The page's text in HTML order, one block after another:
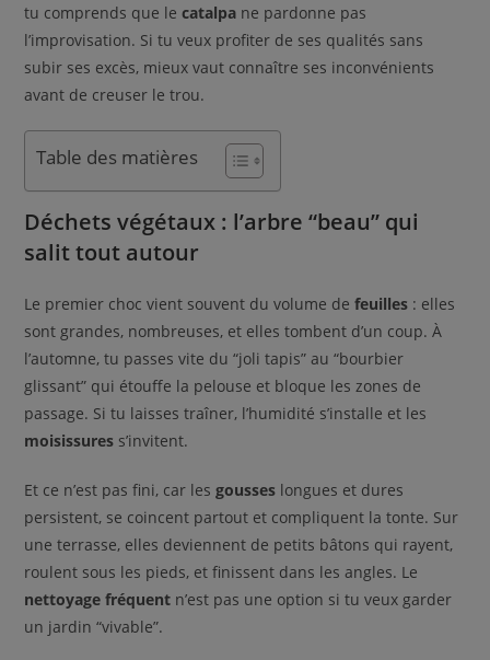
tu comprends que lecatalpa ne pardonne pas
l’improvisation. Si tu veux profiter de ses qualités sans
subir ses excès, mieux vaut connaître ses inconvénients
avant de creuser le trou.
Table des matières
Déchets végétaux : l’arbre “beau” qui
salit tout autour
Le premier choc vient souvent du volume defeuilles : elles
sont grandes, nombreuses, et elles tombent d’un coup. À
l’automne, tu passes vite du “joli tapis” au “bourbier
glissant” qui étouffe la pelouse et bloque les zones de
passage. Si tu laisses traîner, l’humidité s’installe et les
moisissures s’invitent.
Et ce n’est pas fini, car lesgousses longues et dures
persistent, se coincent partout et compliquent la tonte. Sur
une terrasse, elles deviennent de petits bâtons qui rayent,
roulent sous les pieds, et finissent dans les angles. Le
nettoyage fréquent n’est pas une option si tu veux garder
un jardin “vivable”.